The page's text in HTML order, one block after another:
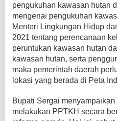
pengukuhan kawasan hutan
mengenai pengukuhan
Menteri Lingkungan Hidup
2021 tentang perencanaan
peruntukan kawasan hutan
kawasan hutan, serta
maka pemerintah daerah
lokasi yang berada di Peta
Bupati Sergai
melakukan PPTKH secara